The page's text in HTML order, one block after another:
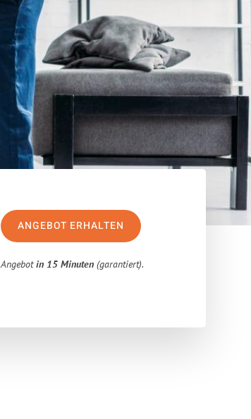
ANGEBOT ERHALTEN
Angebotin 15 Minuten (garantiert).